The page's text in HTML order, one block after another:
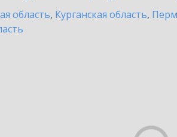
область, Курганская область,